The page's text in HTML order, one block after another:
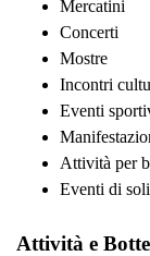
Mercatini
Concerti
Mostre
Incontri
Eventi
Attività per
Eventi di
Attività e